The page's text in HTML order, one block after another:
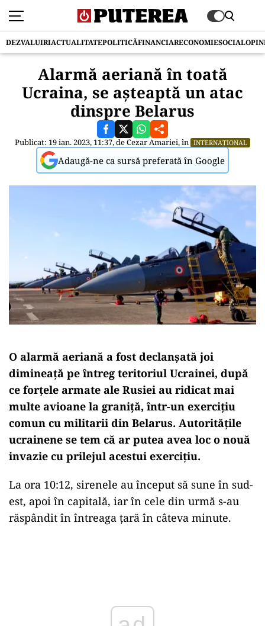
DEZVALUIRIACTUALITATEPOLITICĂFINANCIARECONOMIESOCIAL
Alarmă aeriană în toată
Ucraina, se așteaptă un atac
dinspre Belarus
Publicat: 19 ian. 2023, 11:37, deCezar Amariei, în INTERNAȚIONAL
Adaugă-ne ca sursă preferată în Google
O alarmă aeriană a fost declanșată joi
dimineață pe întreg teritoriul Ucrainei, după
ce forțele armate ale Rusiei au ridicat mai
multe avioane la graniță, într-un exercițiu
comun cu militarii din Belarus. Autoritățile
ucrainene se tem că ar putea avea loc o nouă
invazie cu prilejul acestui exercițiu.
La ora 10:12, sirenele au început să sune în sud-
est, apoi în capitală, iar în cele din urmă s-au
răspândit în întreaga țară în câteva minute.